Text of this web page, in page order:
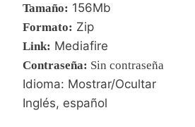
Tamaño: 156Mb
Formato: Zip
Link: Mediafire
Contraseña: Sin contraseña
Idioma: Mostrar/Ocultar
Inglés, español